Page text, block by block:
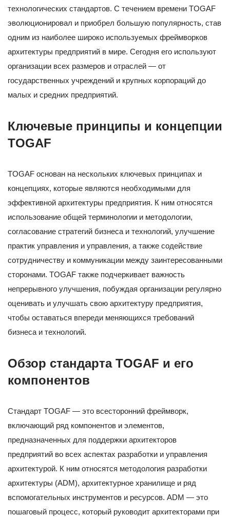
технологических стандартов. С течением времени TOGAF
эволюционировал и приобрел большую популярность, став
одним из наиболее широко используемых фреймворков
архитектуры предприятий в мире. Сегодня его используют
организации всех размеров и отраслей — от
государственных учреждений и крупных корпораций до
малых и средних предприятий.
Ключевые принципы и концепции
TOGAF
TOGAF основан на нескольких ключевых принципах и
концепциях, которые являются необходимыми для
эффективной архитектуры предприятия. К ним относятся
использование общей терминологии и методологии,
согласование стратегий бизнеса и технологий, улучшение
практик управления и управления, а также содействие
сотрудничеству и коммуникации между заинтересованными
сторонами. TOGAF также подчеркивает важность
непрерывного улучшения, побуждая организации регулярно
оценивать и улучшать свою архитектуру предприятия,
чтобы оставаться впереди меняющихся требований
бизнеса и технологий.
Обзор стандарта TOGAF и его
компонентов
Стандарт TOGAF — это всесторонний фреймворк,
включающий ряд компонентов и элементов,
предназначенных для поддержки архитекторов
предприятий во всех аспектах разработки и управления
архитектурой. К ним относятся методология разработки
архитектуры (ADM), архитектурное хранилище и ряд
вспомогательных инструментов и ресурсов. ADM — это
пошаговый процесс, который руководит архитекторами при